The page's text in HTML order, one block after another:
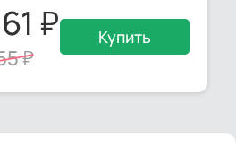
Купить